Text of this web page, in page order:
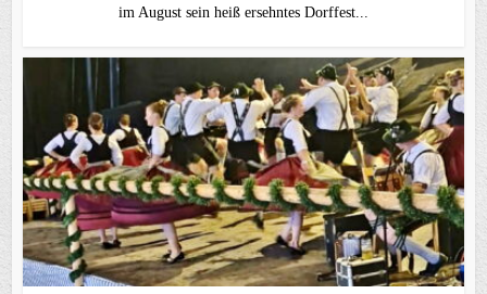
im August sein heiß ersehntes Dorffest...